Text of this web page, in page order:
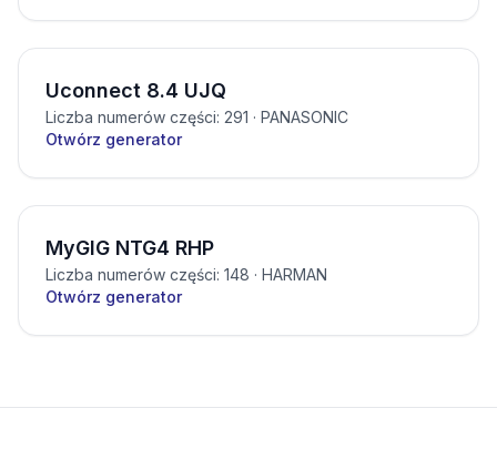
Uconnect 8.4 UJQ
Liczba numerów części: 291 · PANASONIC
Otwórz generator
MyGIG NTG4 RHP
Liczba numerów części: 148 · HARMAN
Otwórz generator